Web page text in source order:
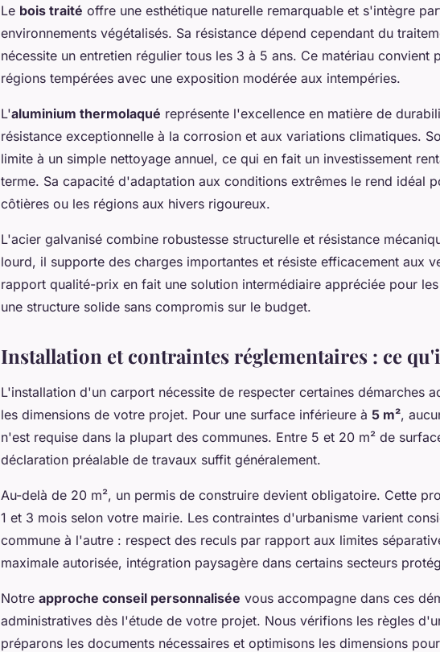
Le bois traité offre une esthétique naturelle remarquable et s'intègre
environnements végétalisés. Sa résistance dépend cependant du
nécessite un entretien régulier tous les 3 à 5 ans. Ce matériau convient
régions tempérées avec une exposition modérée aux intempéries.
L'aluminium thermolaqué représente l'excellence en matière de
résistance exceptionnelle à la corrosion et aux variations climatiques.
limite à un simple nettoyage annuel, ce qui en fait un investissement
terme. Sa capacité d'adaptation aux conditions extrêmes le rend idéal
côtières ou les régions aux hivers rigoureux.
L'acier galvanisé combine robustesse structurelle et résistance
lourd, il supporte des charges importantes et résiste efficacement aux
rapport qualité-prix en fait une solution intermédiaire appréciée pour
une structure solide sans compromis sur le budget.
Installation et contraintes réglementaires : ce
L'installation d'un carport nécessite de respecter certaines démarches
les dimensions de votre projet. Pour une surface inférieure à 5 m²,
n'est requise dans la plupart des communes. Entre 5 et 20 m² de
déclaration préalable de travaux suffit généralement.
Au-delà de 20 m², un permis de construire devient obligatoire. Cette
1 et 3 mois selon votre mairie. Les contraintes d'urbanisme varient
commune à l'autre : respect des reculs par rapport aux limites
maximale autorisée, intégration paysagère dans certains secteurs
Notre approche conseil personnalisée vous accompagne dans ces
administratives dès l'étude de votre projet. Nous vérifions les règles
préparons les documents nécessaires et optimisons les dimensions